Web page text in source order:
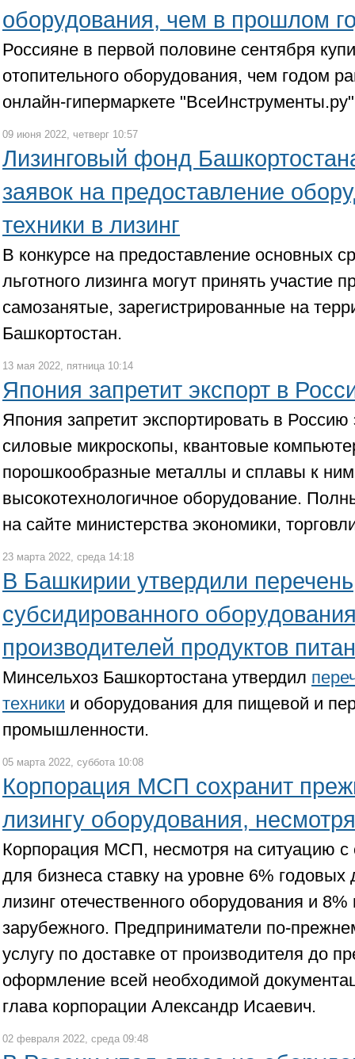
оборудования, чем в прошлом
Россияне в первой половине сентября
отопительного оборудования, чем годом
онлайн-гипермаркете
09 июня 2022, четверг 10:57
Лизинговый фонд
заявок на предоставление
техники в лизинг
В конкурсе на предоставление основных
льготного лизинга могут принять участие
самозанятые, зарегистрированные на
Башкортостан.
13 мая 2022, пятница 10:14
Япония запретит экспорт в
Япония запретит экспортировать в
силовые микроскопы, квантовые
порошкообразные металлы и сплавы к
высокотехнологичное оборудование.
на сайте министерства экономики,
23 марта 2022, среда 14:18
В Башкирии утвердили перечень
субсидированного
производителей продуктов
Минсельхоз Башкортостана утвердил
техники и оборудования для пищевой и
промышленности.
05 марта 2022, суббота 10:08
Корпорация МСП сохранит
лизингу оборудования,
Корпорация МСП, несмотря на ситуацию с
для бизнеса ставку на уровне 6% годовых
лизинг отечественного оборудования и
зарубежного. Предприниматели по-
услугу по доставке от производителя до
оформление всей необходимой
глава корпорации Александр Исаевич.
02 февраля 2022, среда 09:48